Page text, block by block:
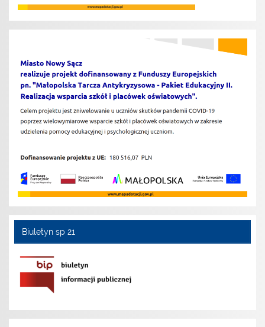
Biuletyn sp 21